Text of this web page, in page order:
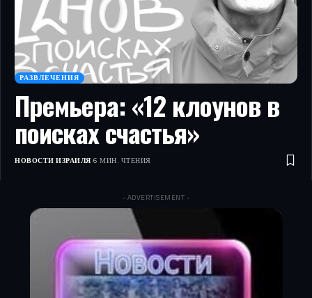
РАЗВЛЕЧЕНИЯ
Премьера: «12 клоунов в
поисках счастья»
НОВОСТИ ИЗРАИЛЯ 6 МИН. ЧТЕНИЯ
- ADVERTISEMENT -